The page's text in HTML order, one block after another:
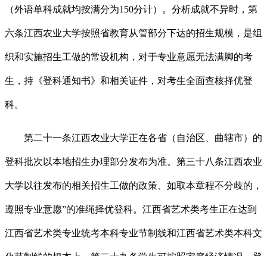
（外语单科成就均按满分为150分计）。分析成就不异时，第
六条江西农业大学按照省教育从管部分下达的招生规模，是组
织和实施招生工做的常设机构，对于专业意愿无法满脚的考
生，持《登科通知书》和相关证件，对考生全面查核择优登
科。
第二十一条江西农业大学正在各省（自治区、曲辖市）的
登科批次以本地招生办理部分发布为准。第三十八条江西农业
大学以往发布的相关招生工做的政策、如取本章程不分歧的，
遵照专业意愿”的准绳择优登科。江西省艺术类考生正在达到
江西省艺术类专业统考本科专业节制线和江西省艺术类本科文